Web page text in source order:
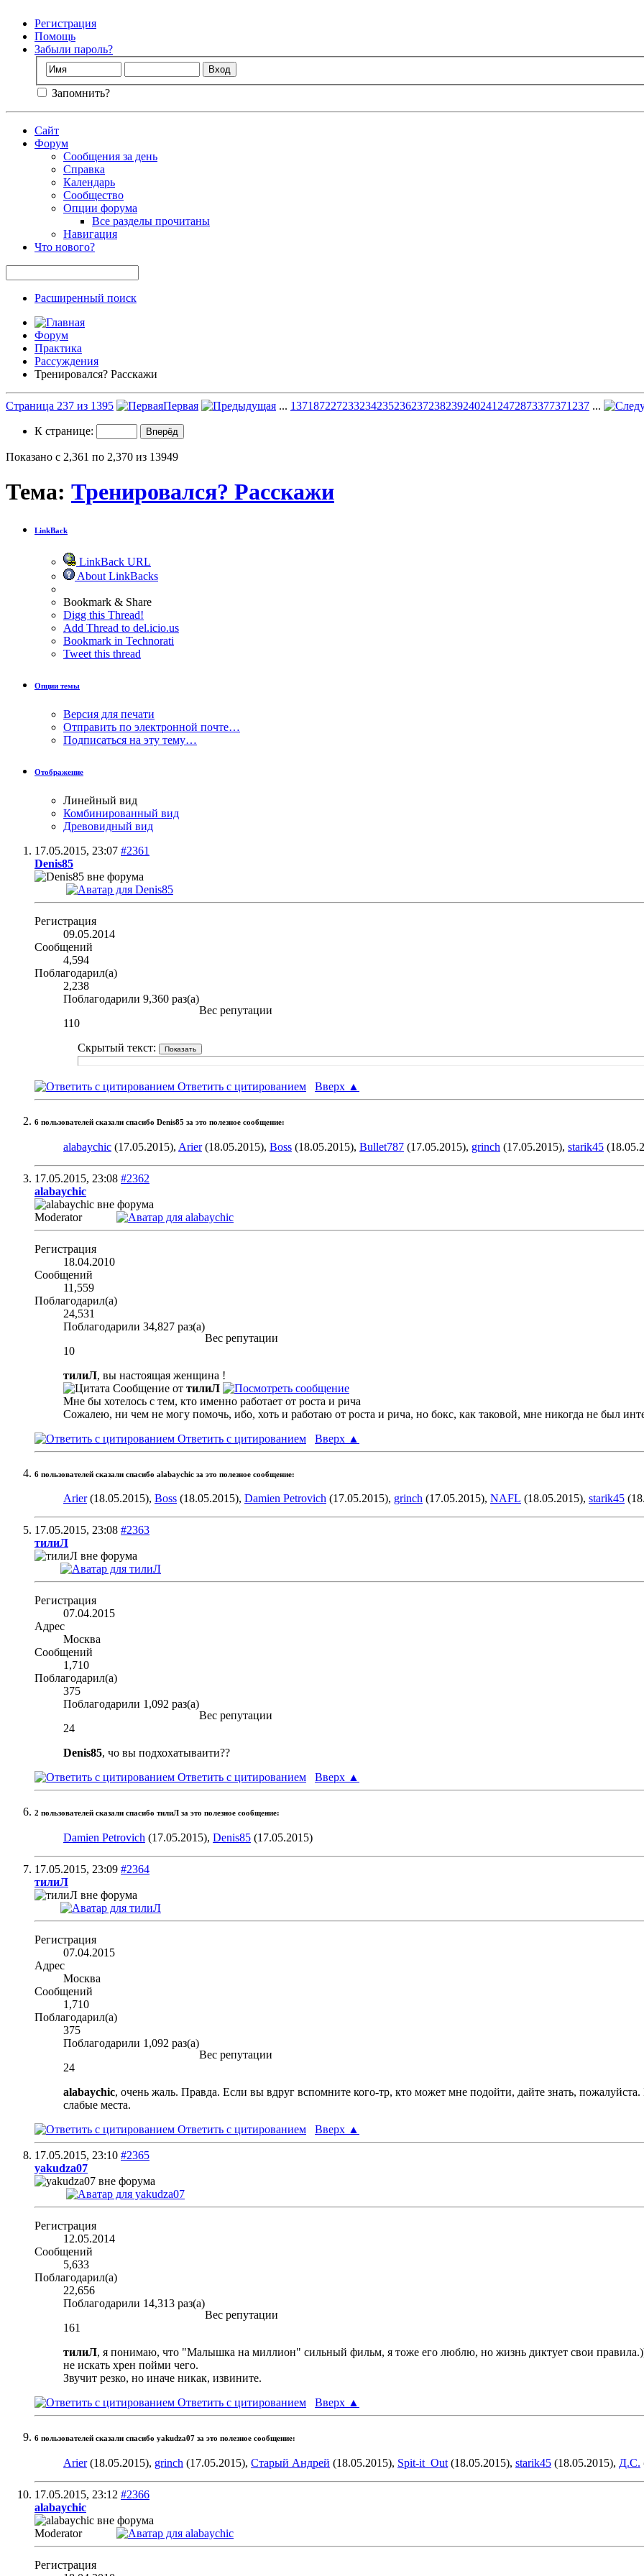
Регистрация
Помощь
Забыли пароль?
Запомнить?
Сайт
Форум
Сообщения за день
Справка
Календарь
Сообщество
Опции форума
Все разделы прочитаны
Навигация
Что нового?
Расширенный поиск
Форум
Практика
Рассуждения
Тренировался? Расскажи
Страница 237 из 1395 Первая ... 137187227233234235236237238239240241 2472873377371237 ...
К странице:
Показано с 2,361 по 2,370 из 13949
Тема: Тренировался? Расскажи
LinkBack
LinkBack URL
About LinkBacks
Bookmark & Share
Digg this Thread!
Add Thread to del.icio.us
Bookmark in Technorati
Tweet this thread
Опции темы
Версия для печати
Отправить по электронной почте…
Подписаться на эту тему…
Отображение
Линейный вид
Комбинированный вид
Древовидный вид
17.05.2015, 23:07 #2361
Denis85
Регистрация
09.05.2014
Сообщений
4,594
Поблагодарил(а)
2,238
Поблагодарили 9,360 раз(а)
Вес репутации
110
Скрытый текст:
Ответить с цитированием Вверх ▲
6 пользователей сказали cпасибо Denis85 за это полезное сообщение:
alabaychic (17.05.2015), Arier(18.05.2015), Boss (18.05.2015), Bullet787 (17.05.2015), grinch (17.05.2015), starik45
17.05.2015, 23:08 #2362
alabaychic
Moderator
Регистрация
18.04.2010
Сообщений
11,559
Поблагодарил(а)
24,531
Поблагодарили 34,827 раз(а)
Вес репутации
10
тилиЛ, вы настоящая женщина !
Сообщение от тилиЛ
Мне бы хотелось с тем, кто именно работает от роста и рича
Сожалею, ни чем не могу помочь, ибо, хоть и работаю от роста и рича, но бокс, как таковой, мне никогда не был
Ответить с цитированием
Вверх ▲
6 пользователей сказали cпасибо alabaychic за это полезное сообщение:
Arier(18.05.2015), Boss (18.05.2015), Damien Petrovich (17.05.2015), grinch (17.05.2015), NAFL (18.05.2015), starik45
17.05.2015, 23:08 #2363
тилиЛ
Регистрация
07.04.2015
Адрес
Москва
Сообщений
1,710
Поблагодарил(а)
375
Поблагодарили 1,092 раз(а)
Вес репутации
24
Denis85, чо вы подхохатываити??
Ответить с цитированием
Вверх ▲
2 пользователей сказали cпасибо тилиЛ за это полезное сообщение:
Damien Petrovich (17.05.2015), Denis85 (17.05.2015)
17.05.2015, 23:09 #2364
тилиЛ
Регистрация
07.04.2015
Адрес
Москва
Сообщений
1,710
Поблагодарил(а)
375
Поблагодарили 1,092 раз(а)
Вес репутации
24
alabaychic, очень жаль. Правда. Если вы вдруг вспомните кого-тр, кто может мне подойти, дайте знать,
слабые места.
Ответить с цитированием
Вверх ▲
17.05.2015, 23:10 #2365
yakudza07
Регистрация
12.05.2014
Сообщений
5,633
Поблагодарил(а)
22,656
Поблагодарили 14,313 раз(а)
Вес репутации
161
тилиЛ, я понимаю, что "Малышка на миллион" сильный фильм, я тоже его люблю, но жизнь диктует свои
не искать хрен пойми чего.
Звучит резко, но иначе никак, извините.
Ответить с цитированием
Вверх ▲
6 пользователей сказали cпасибо yakudza07 за это полезное сообщение:
Arier(18.05.2015), grinch (17.05.2015), Старый Андрей (18.05.2015), Spit-it_Out (18.05.2015), starik45 (18.05.2015), Д.С.
17.05.2015, 23:12 #2366
alabaychic
Moderator
Регистрация